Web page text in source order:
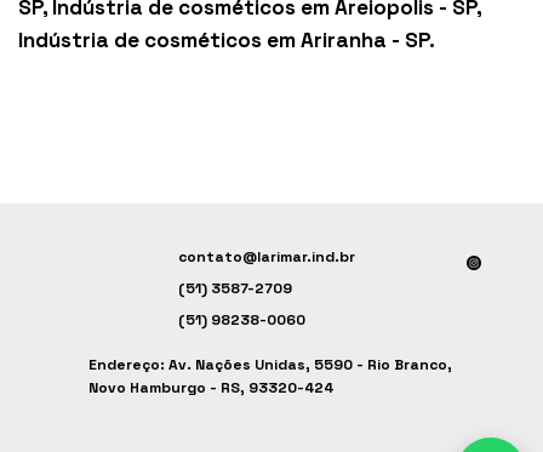
SP, Indústria de cosméticos em Areiopolis - SP,
Indústria de cosméticos em Ariranha - SP.
contato@larimar.ind.br
(51) 3587-2709
(51) 98238-0060
Endereço: Av. Nações Unidas, 5590 - Rio Branco,
Novo Hamburgo - RS, 93320-424